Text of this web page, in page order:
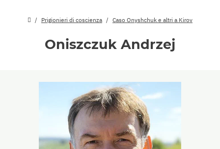
Prigionieri di coscienza Caso Onyshchuk e altri a Kirov
Oniszczuk Andrzej